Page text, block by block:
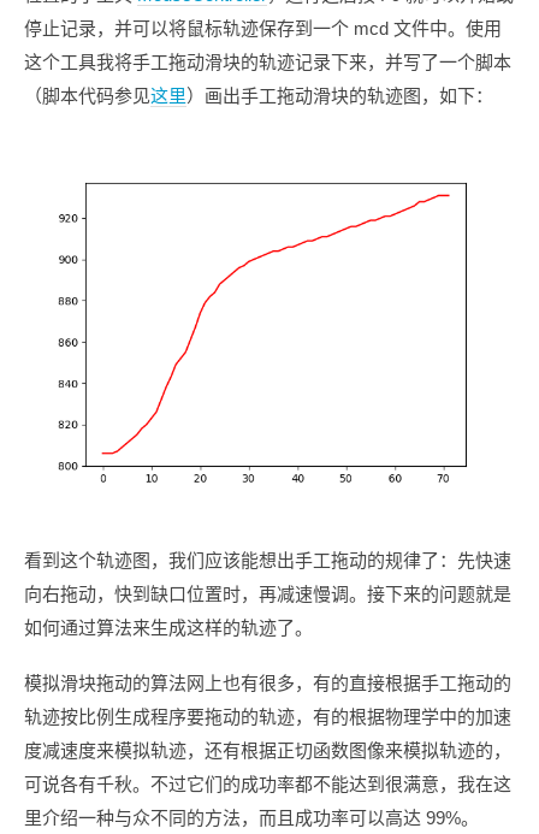
停止记录，并可以将鼠标轨迹保存到一个 mcd 文件中。使用
这个工具我将手工拖动滑块的轨迹记录下来，并写了一个脚本
（脚本代码参见这里）画出手工拖动滑块的轨迹图，如下：
看到这个轨迹图，我们应该能想出手工拖动的规律了：先快速
向右拖动，快到缺口位置时，再减速慢调。接下来的问题就是
如何通过算法来生成这样的轨迹了。
模拟滑块拖动的算法网上也有很多，有的直接根据手工拖动的
轨迹按比例生成程序要拖动的轨迹，有的根据物理学中的加速
度减速度来模拟轨迹，还有根据正切函数图像来模拟轨迹的，
可说各有千秋。不过它们的成功率都不能达到很满意，我在这
里介绍一种与众不同的方法，而且成功率可以高达 99%。